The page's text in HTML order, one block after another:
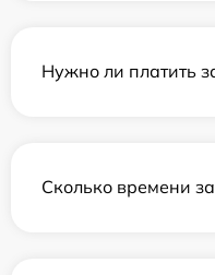
Нужно ли платить
Сколько времени